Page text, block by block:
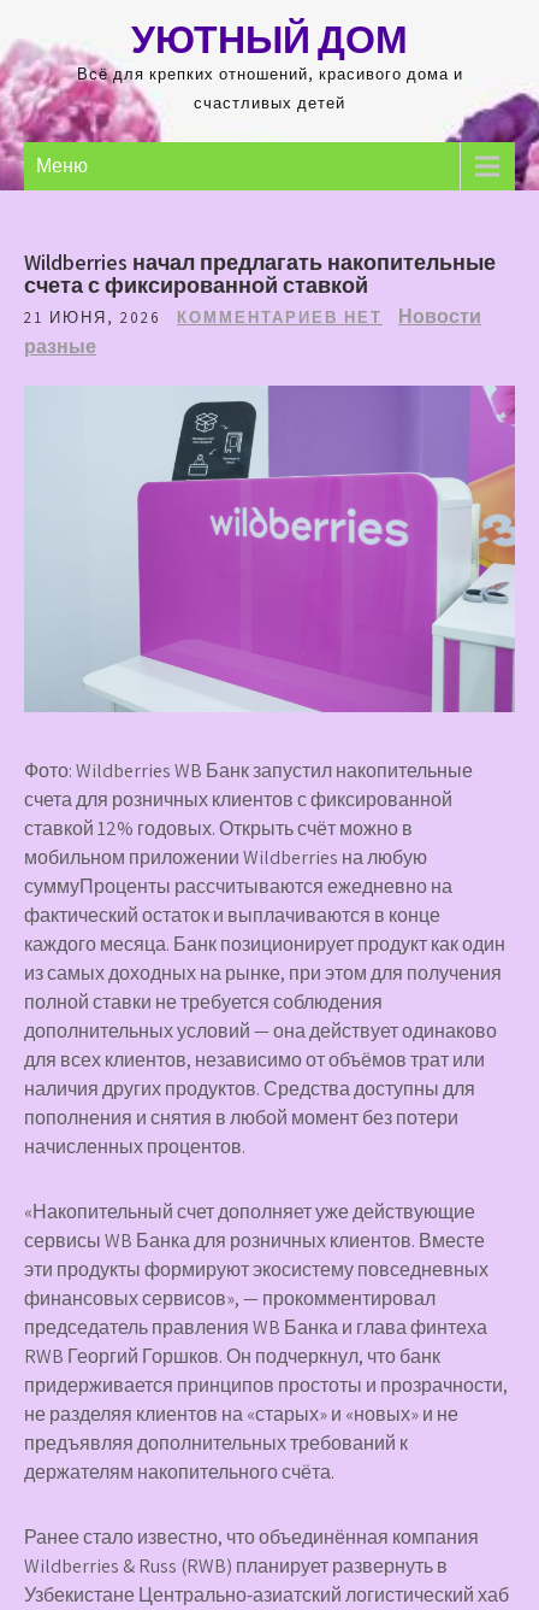
содержимому
УЮТНЫЙ ДОМ
Всё для крепких отношений, красивого дома и
счастливых детей
Меню
Wildberries начал предлагать накопительные
счета с фиксированной ставкой
21 ИЮНЯ, 2026 КОММЕНТАРИЕВ НЕТ
Новости
разные
Фото: Wildberries WB Банк запустил накопительные
счета для розничных клиентов с фиксированной
ставкой 12% годовых. Открыть счёт можно в
мобильном приложении Wildberries на любую
суммуПроценты рассчитываются ежедневно на
фактический остаток и выплачиваются в конце
каждого месяца. Банк позиционирует продукт как один
из самых доходных на рынке, при этом для получения
полной ставки не требуется соблюдения
дополнительных условий — она действует одинаково
для всех клиентов, независимо от объёмов трат или
наличия других продуктов. Средства доступны для
пополнения и снятия в любой момент без потери
начисленных процентов.
«Накопительный счет дополняет уже действующие
сервисы WB Банка для розничных клиентов. Вместе
эти продукты формируют экосистему повседневных
финансовых сервисов», — прокомментировал
председатель правления WB Банка и глава финтеха
RWB Георгий Горшков. Он подчеркнул, что банк
придерживается принципов простоты и прозрачности,
не разделяя клиентов на «старых» и «новых» и не
предъявляя дополнительных требований к
держателям накопительного счёта.
Ранее стало известно, что объединённая компания
Wildberries & Russ (RWB) планирует развернуть в
Узбекистане Центрально‑азиатский логистический хаб